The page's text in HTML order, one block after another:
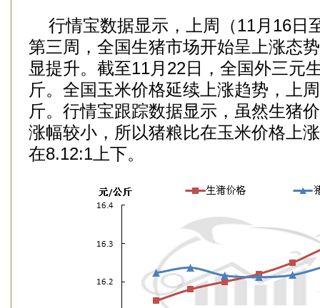
行情宝数据显示，上周（11月16日
第三周，全国生猪市场开始呈上涨态
显提升。截至11月22日，全国外三元
斤。全国玉米价格延续上涨趋势，上
斤。行情宝跟踪数据显示，虽然生猪
涨幅较小，所以猪粮比在玉米价格上
在8.12:1上下。